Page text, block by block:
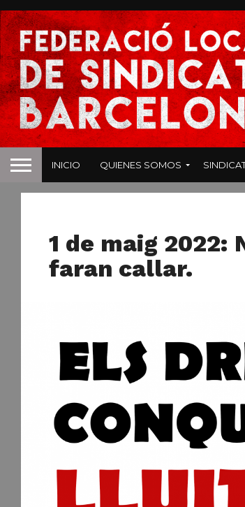
INICIO QUIENES SOMOS
1 de maig 2022:
faran callar.